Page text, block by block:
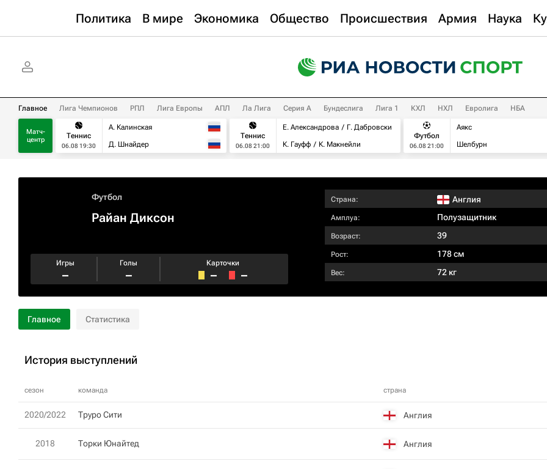
Политика В мире Экономика Общество Происшествия Армия Наука
Главное Лига Чемпионов РПЛ Лига Европы АПЛ Ла Лига Серия А Бундеслига Лига 1 КХЛ НХЛ Евролига НБА
Матч-
центр
Теннис
06.08 19:30
А. Калинская
Д. Шнайдер
Теннис
06.08 21:00
Е. Александрова
Г. Дабровски
К. Гауфф
К. Макнейли
Футбол
06.08 21:00
Аякс
Шелбурн
Футбол
Райан Диксон
Игры
–
Голы
–
Карточки
– –
Страна: Англия
Амплуа: Полузащитник
Возраст: 39
Рост: 178 см
Вес: 72 кг
Главное Статистика
История выступлений
сезон команда страна
2020/2022 Труро Сити Англия
2018 Торки Юнайтед Англия